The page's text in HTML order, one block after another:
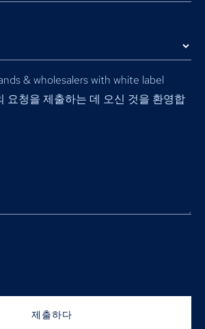
& wholesalers with white label
요청을 제출하는 데 오신 것을 환영합
제출하다